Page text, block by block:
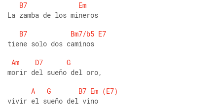
B7
Em
La zamba de los mineros
B7
Bm7/b5 E7
tiene solo dos caminos
Am
D7
G
morir del sueño del oro,
A
G B7 Em (E7)
vivir el sueño del vino